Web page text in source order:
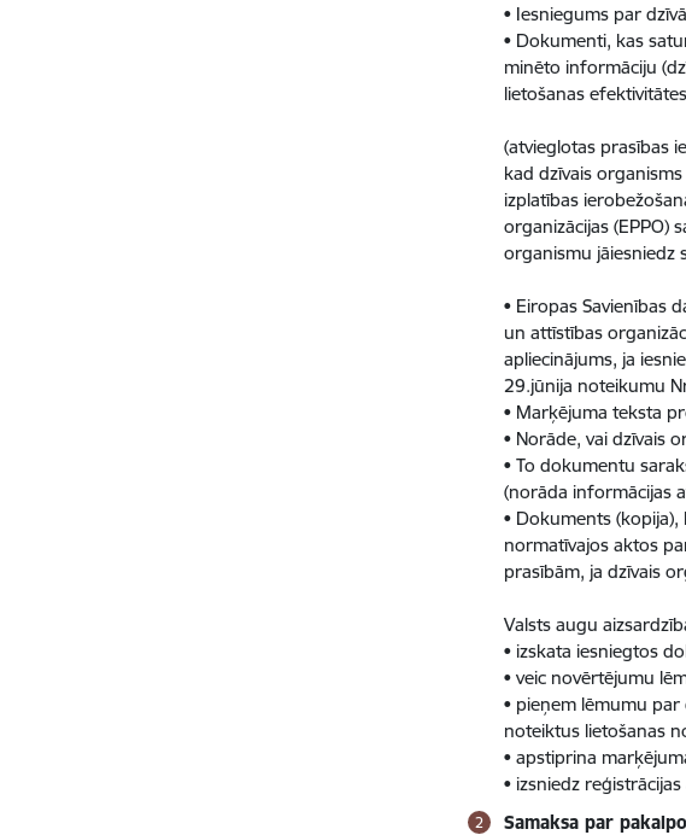
• Iesniegums par
• Dokumenti, kas
minēto informāciju
lietošanas
(atvieglotas prasības
kad dzīvais
izplatības
organizācijas (EPPO)
organismu jāiesniedz
• Eiropas Savienības
un attīstības
apliecinājums, ja
29.jūnija noteikumu
• Marķējuma teksta
• Norāde, vai dzīvais
• To dokumentu
(norāda informācijas
• Dokuments
normatīvajos aktos
prasībām, ja dzīvais
Valsts augu
• izskata iesniegtos
• veic novērtējumu
• pieņem lēmumu
noteiktus lietošanas
• apstiprina
• izsniedz
Samaksa par